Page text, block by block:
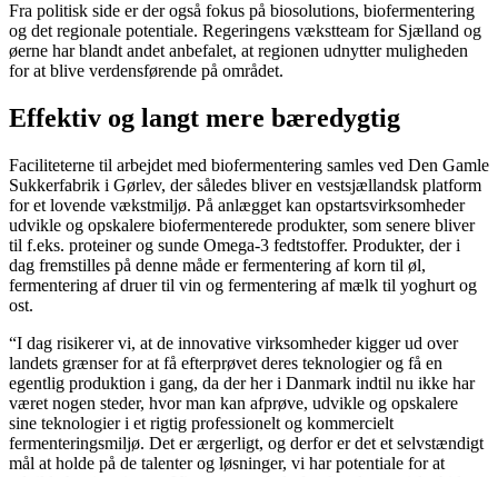
Fra politisk side er der også fokus på biosolutions, biofermentering
og det regionale potentiale. Regeringens vækstteam for Sjælland og
øerne har blandt andet anbefalet, at regionen udnytter muligheden
for at blive verdensførende på området.
Effektiv og langt mere bæredygtig
Faciliteterne til arbejdet med biofermentering samles ved Den Gamle
Sukkerfabrik i Gørlev, der således bliver en vestsjællandsk platform
for et lovende vækstmiljø. På anlægget kan opstartsvirksomheder
udvikle og opskalere biofermenterede produkter, som senere bliver
til f.eks. proteiner og sunde Omega-3 fedtstoffer. Produkter, der i
dag fremstilles på denne måde er fermentering af korn til øl,
fermentering af druer til vin og fermentering af mælk til yoghurt og
ost.
“I dag risikerer vi, at de innovative virksomheder kigger ud over
landets grænser for at få efterprøvet deres teknologier og få en
egentlig produktion i gang, da der her i Danmark indtil nu ikke har
været nogen steder, hvor man kan afprøve, udvikle og opskalere
sine teknologier i et rigtig professionelt og kommercielt
fermenteringsmiljø. Det er ærgerligt, og derfor er det et selvstændigt
mål at holde på de talenter og løsninger, vi har potentiale for at